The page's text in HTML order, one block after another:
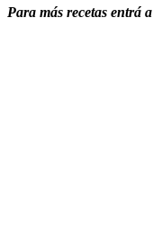
Para más recetas entrá a